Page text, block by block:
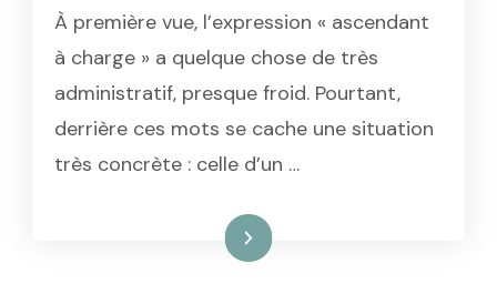
À première vue, l’expression « ascendant
à charge » a quelque chose de très
administratif, presque froid. Pourtant,
derrière ces mots se cache une situation
très concrète : celle d’un …
Lire la suite